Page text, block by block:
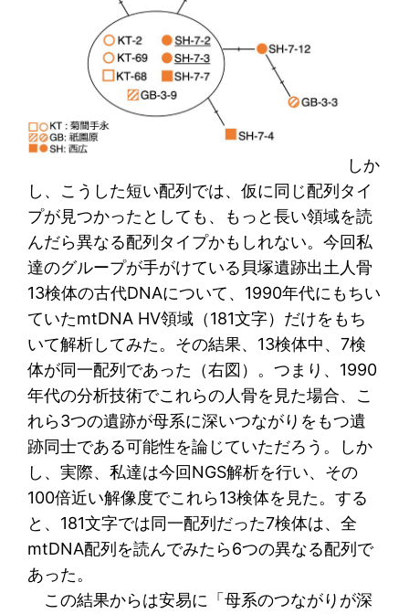
しか
し、こうした短い配列では、仮に同じ配列タイ
プが見つかったとしても、もっと長い領域を読
んだら異なる配列タイプかもしれない。今回私
達のグループが手がけている貝塚遺跡出土人骨
13検体の古代DNAについて、1990年代にもちい
ていたmtDNA HV領域（181文字）だけをもち
いて解析してみた。その結果、13検体中、7検
体が同一配列であった（右図）。つまり、1990
年代の分析技術でこれらの人骨を見た場合、こ
れら3つの遺跡が母系に深いつながりをもつ遺
跡同士である可能性を論じていただろう。しか
し、実際、私達は今回NGS解析を行い、その
100倍近い解像度でこれら13検体を見た。する
と、181文字では同一配列だった7検体は、全
mtDNA配列を読んでみたら6つの異なる配列で
あった。
この結果からは安易に「母系のつながりが深